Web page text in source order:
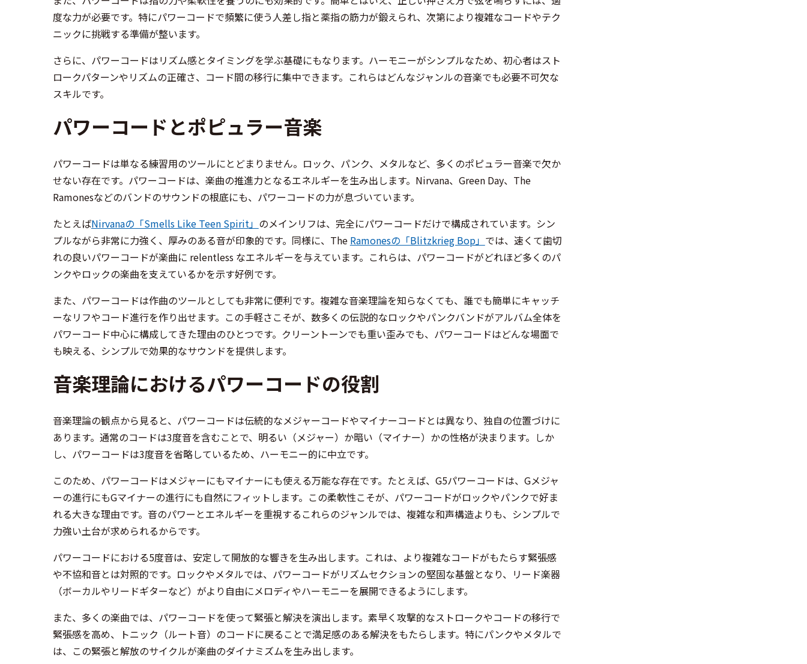
度な力が必要です。特にパワーコードで頻繁に使う人差し指と薬指の筋力が鍛えられ、次第により複雑なコードやテク
ニックに挑戦する準備が整います。
さらに、パワーコードはリズム感とタイミングを学ぶ基礎にもなります。ハーモニーがシンプルなため、初心者はスト
ロークパターンやリズムの正確さ、コード間の移行に集中できます。これらはどんなジャンルの音楽でも必要不可欠な
スキルです。
パワーコードとポピュラー音楽
パワーコードは単なる練習用のツールにとどまりません。ロック、パンク、メタルなど、多くのポピュラー音楽で欠か
せない存在です。パワーコードは、楽曲の推進力となるエネルギーを生み出します。Nirvana、Green Day、The
Ramonesなどのバンドのサウンドの根底にも、パワーコードの力が息づいています。
たとえばNirvanaの「Smells Like Teen Spirit」 のメインリフは、完全にパワーコードだけで構成されています。シン
プルながら非常に力強く、厚みのある音が印象的です。同様に、The Ramonesの「Blitzkrieg Bop」 では、速くて歯切
れの良いパワーコードが楽曲に relentless なエネルギーを与えています。これらは、パワーコードがどれほど多くのパ
ンクやロックの楽曲を支えているかを示す好例です。
また、パワーコードは作曲のツールとしても非常に便利です。複雑な音楽理論を知らなくても、誰でも簡単にキャッチ
ーなリフやコード進行を作り出せます。この手軽さこそが、数多くの伝説的なロックやパンクバンドがアルバム全体を
パワーコード中心に構成してきた理由のひとつです。クリーントーンでも重い歪みでも、パワーコードはどんな場面で
も映える、シンプルで効果的なサウンドを提供します。
音楽理論におけるパワーコードの役割
音楽理論の観点から見ると、パワーコードは伝統的なメジャーコードやマイナーコードとは異なり、独自の位置づけに
あります。通常のコードは3度音を含むことで、明るい（メジャー）か暗い（マイナー）かの性格が決まります。しか
し、パワーコードは3度音を省略しているため、ハーモニー的に中立です。
このため、パワーコードはメジャーにもマイナーにも使える万能な存在です。たとえば、G5パワーコードは、Gメジャ
ーの進行にもGマイナーの進行にも自然にフィットします。この柔軟性こそが、パワーコードがロックやパンクで好ま
れる大きな理由です。音のパワーとエネルギーを重視するこれらのジャンルでは、複雑な和声構造よりも、シンプルで
力強い土台が求められるからです。
パワーコードにおける5度音は、安定して開放的な響きを生み出します。これは、より複雑なコードがもたらす緊張感
や不協和音とは対照的です。ロックやメタルでは、パワーコードがリズムセクションの堅固な基盤となり、リード楽器
（ボーカルやリードギターなど）がより自由にメロディやハーモニーを展開できるようにします。
また、多くの楽曲では、パワーコードを使って緊張と解決を演出します。素早く攻撃的なストロークやコードの移行で
緊張感を高め、トニック（ルート音）のコードに戻ることで満足感のある解決をもたらします。特にパンクやメタルで
は、この緊張と解放のサイクルが楽曲のダイナミズムを生み出します。